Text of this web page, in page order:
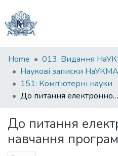
Communities
&
Collections
All of DSpace
Statistics
Home
013. Видання
Наукові записки НаУКМА
151: Комп'ютерні науки
До питання електронного навчання програмуванню
До питання
навчання